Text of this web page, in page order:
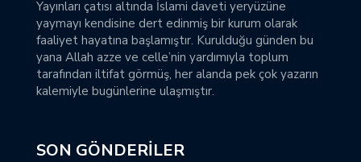
Yayınları çatısı altında İslami daveti yeryüzüne
yaymayı kendisine dert edinmiş bir kurum olarak
faaliyet hayatına başlamıştır. Kurulduğu günden bu
yana Allah azze ve celle’nin yardımıyla toplum
tarafından iltifat görmüş, her alanda pek çok yazarın
kalemiyle bugünlerine ulaşmıştır.
SON GÖNDERILER